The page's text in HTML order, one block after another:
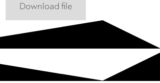
Download file